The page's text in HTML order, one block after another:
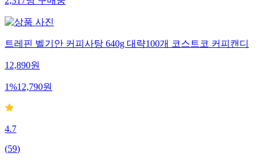
2,317명구매중
트레핀 벨기안 커피사탕 640g 대략100개 코스트코 커피캔디
12,890원
1%12,790원
4.7
(59)